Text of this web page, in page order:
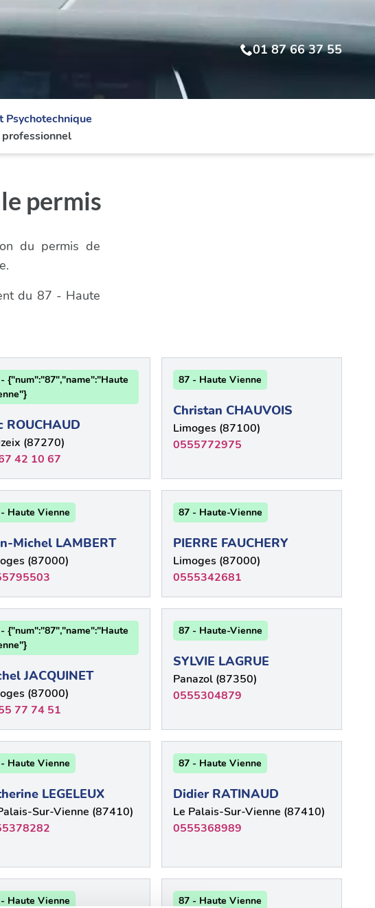
01 87 66 37 55
Psychotechnique
professionnel
permis
du permis de
du 87 - Haute
{"num":"87","name":"Haute
ROUCHAUD
(87270)
42 10 67
87 - Haute Vienne
Christan CHAUVOIS
Limoges (87100)
0555772975
Haute Vienne
Michel LAMBERT
(87000)
87 - Haute-Vienne
PIERRE FAUCHERY
Limoges (87000)
0555342681
{"num":"87","name":"Haute
JACQUINET
(87000)
77 74 51
87 - Haute-Vienne
SYLVIE LAGRUE
Panazol (87350)
0555304879
Haute Vienne
LEGELEUX
Sur-Vienne (87410)
87 - Haute Vienne
Didier RATINAUD
Le Palais-Sur-Vienne (87410)
0555368989
Haute Vienne 87 - Haute Vienne